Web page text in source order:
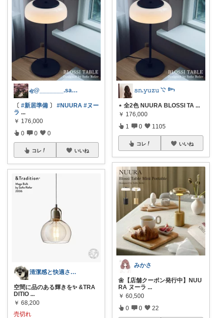
𝒾𝑔@_______.saku
〔 #新居準備 〕 #NUURA #ヌー
ラ ...
￥ 176,000
0 0 0
コレ いいね
清潔感と快適さを整える大人のインテリア部
空間に品のある輝きを✨ &TRA
DITIO ...
￥ 68,200
売切れ
𝚜𝚗.𝚢𝚞𝚣𝚞 𓇢 𓆸
⋆ 全2色 NUURA BLOSSI TA ...
￥ 176,000
1 0 1105
コレ いいね
みかさ
🌼【店舗クーポン発行中】NUU
RA ヌーラ ...
￥ 60,500
0 0 22